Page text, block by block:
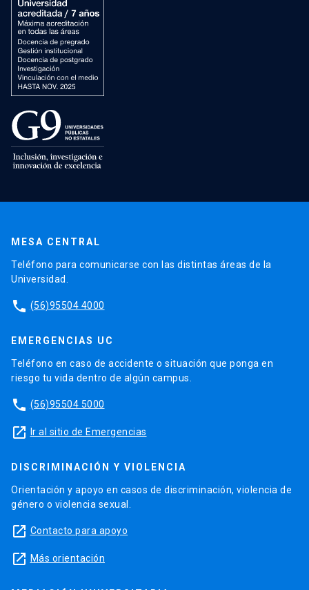
MESA CENTRAL
Teléfono para comunicarse con las distintas áreas de la
Universidad.
phone (56)95504 4000
EMERGENCIAS UC
Teléfono en caso de accidente o situación que ponga en
riesgo tu vida dentro de algún campus.
phone (56)95504 5000
launch Ir al sitio de Emergencias
DISCRIMINACIÓN Y VIOLENCIA
Orientación y apoyo en casos de discriminación, violencia de
género o violencia sexual.
launch Contacto para apoyo
launch Más orientación